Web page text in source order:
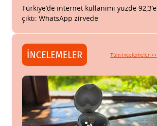
Türkiye’de internet kullanımı yüzde 92,3’e
çıktı: WhatsApp zirvede
İNCELEMELER Tüm incelemeler >>